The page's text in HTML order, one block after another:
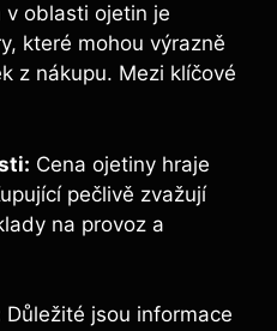
v oblasti ojetin je
které mohou výrazně
z nákupu. Mezi klíčové
Cena ojetiny hraje
pečlivě zvažují
na provoz a
Důležité jsou informace